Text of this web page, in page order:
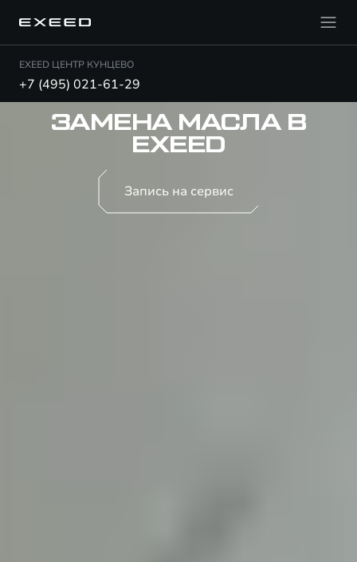
EXEED ЦЕНТР КУНЦЕВО
+7 (495) 021-61-29
ЗАМЕНА МАСЛА В
EXEED
Запись на сервис